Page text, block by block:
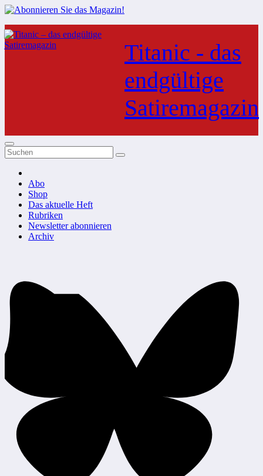
Zum
Inhalt
springen
Titanic - das
endgültige
Satiremagazin
Abo
Shop
Das aktuelle Heft
Rubriken
Newsletter abonnieren
Archiv